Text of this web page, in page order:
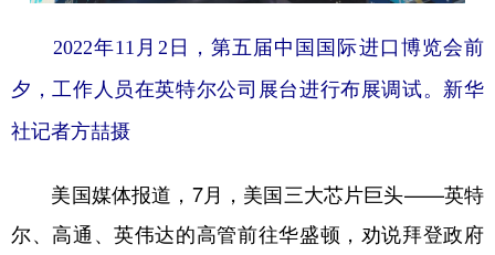
2022年11月2日，第五届中国国际进口博览会前
夕， 工作人员在英特尔公司展台进行布展调试。 新华
社记者方喆摄
美国媒体报道，7月，美国三大芯片巨头——英特
尔、高通、英伟达的高管前往华盛顿，劝说拜登政府